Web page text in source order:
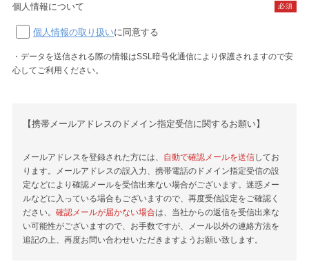
個人情報について 必須
個人情報の取り扱いに同意する
・データを送信される際の情報はSSL暗号化通信により保護されますので安
心してご利用ください。
【携帯メールアドレスのドメイン指定受信に関するお願い】
メールアドレスを登録された方には、 自動で確認メールを送信してお
ります。メールアドレスの誤入力、携帯電話のドメイン指定受信の設
定などにより確認メールを受信出来ない場合がございます。迷惑メー
ルなどに入っている場合もございますので、再度受信設定をご確認く
ださい。 確認メールが届かない場合は、当社からの返信を受信出来な
い可能性がございますので、お手数ですが、メール以外の連絡方法を
追記の上、再度お問い合わせいただきますようお願い致します。